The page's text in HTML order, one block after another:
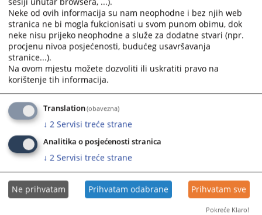
Neke od ovih informacija su nam neophodne i bez njih web
stranica ne bi mogla fukcionisati u svom punom obimu, dok
neke nisu prijeko neophodne a služe za dodatne stvari (npr.
procjenu nivoa posjećenosti, budućeg usavršavanja
stranice...).
Na ovom mjestu možete dozvoliti ili uskratiti pravo na
korištenje tih informacija.
Translation(obavezna)
↓ 2 Servisi treće strane
Analitika o posjećenosti stranica
↓ 2 Servisi treće strane
Ne prihvatam Prihvatam odabrane Prihvatam sve
Pokreće Klaro!